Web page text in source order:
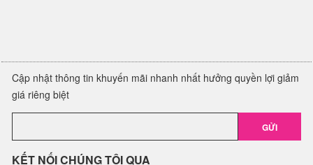
Cập nhật thông tin khuyến mãi nhanh nhất hưởng quyền lợi giảm
giá riêng biệt
GỬI
KẾT NỐI CHÚNG TÔI QUA